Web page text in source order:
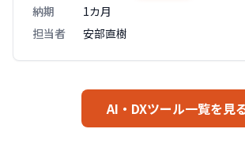
納期
1カ月
担当者
安部直樹
AI・DXツール一覧を見